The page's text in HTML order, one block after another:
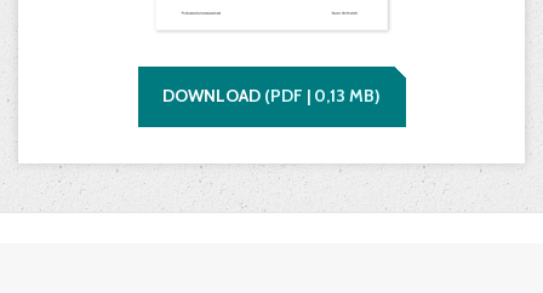
DOWNLOAD (PDF | 0,13 MB)